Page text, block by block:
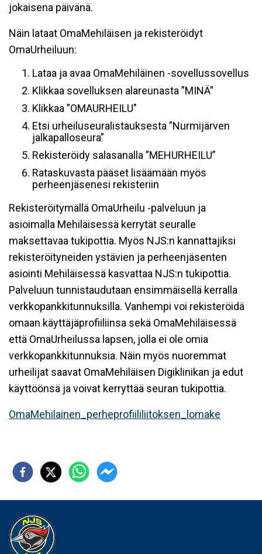
jokaisena päivänä.
Näin lataat OmaMehiläisen ja rekisteröidyt
OmaUrheiluun:
Lataa ja avaa OmaMehiläinen -sovellussovellus
Klikkaa sovelluksen alareunasta ”MINÄ”
Klikkaa ”OMAURHEILU"
Etsi urheiluseuralistauksesta ”Nurmijärven
jalkapalloseura”
Rekisteröidy salasanalla ”MEHURHEILU”
Rataskuvasta pääset lisäämään myös
perheenjäsenesi rekisteriin
Rekisteröitymällä OmaUrheilu -palveluun ja
asioimalla Mehiläisessä kerrytät seuralle
maksettavaa tukipottia. Myös NJS:n kannattajiksi
rekisteröityneiden ystävien ja perheenjäsenten
asiointi Mehiläisessä kasvattaa NJS:n tukipottia.
Palveluun tunnistaudutaan ensimmäisellä kerralla
verkkopankkitunnuksilla. Vanhempi voi rekisteröidä
omaan käyttäjäprofiiliinsa sekä OmaMehiläisessä
että OmaUrheilussa lapsen, jolla ei ole omia
verkkopankkitunnuksia. Näin myös nuoremmat
urheilijat saavat OmaMehiläisen Digiklinikan ja edut
käyttöönsä ja voivat kerryttää seuran tukipottia.
OmaMehilainen_perheprofiililiitoksen_lomake